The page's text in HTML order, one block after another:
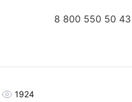
8 800 550 50 43
1924